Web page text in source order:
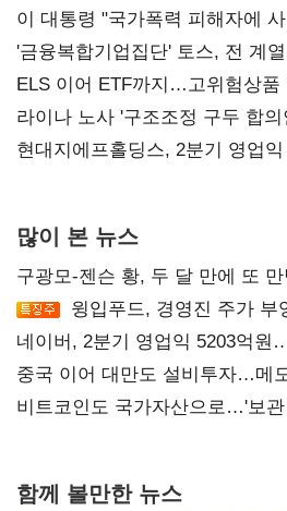
이 대통령 "국가폭력 피해자에
진실 밝혀야"
'금융복합기업집단' 토스, 전 계
ELS 이어 ETF까지…고위험상품
라이나 노사 '구조조정 구두 합의
현대지에프홀딩스, 2분기 영업
많이 본 뉴스
구광모-젠슨 황, 두 달 만에 또
윙입푸드, 경영진 주가 부
네이버, 2분기 영업익 5203억원
중국 이어 대만도 설비투자…메
비트코인도 국가자산으로…'보관
함께 볼만한 뉴스